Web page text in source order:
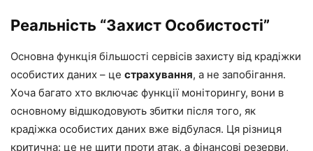
Реальність “Захист Особистості”
Основна функція більшості сервісів захисту від крадіжки
особистих даних – це страхування, а не запобігання.
Хоча багато хто включає функції моніторингу, вони в
основному відшкодовують збитки після того, як
крадіжка особистих даних вже відбулася. Ця різниця
критична: це не щити проти атак, а фінансові резерви,